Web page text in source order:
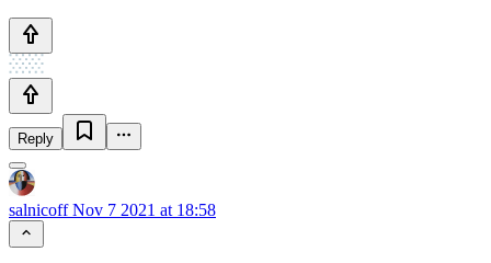
Reply
salnicoffNov 7 2021 at 18:58